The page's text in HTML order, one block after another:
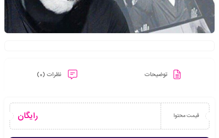
توضیحات نظرات (0)
قیمت محتوا رایگان